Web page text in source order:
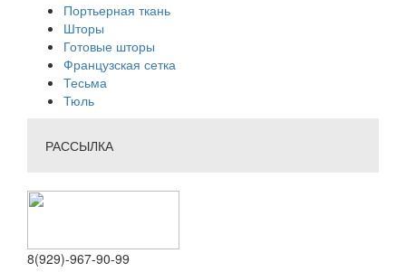
Портьерная ткань
Шторы
Готовые шторы
Французская сетка
Тесьма
Тюль
РАССЫЛКА
8(929)-967-90-99